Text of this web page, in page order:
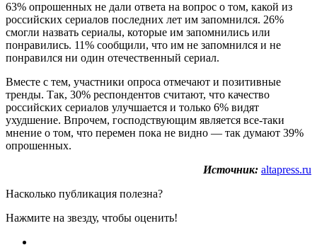
63% опрошенных не дали ответа на вопрос о том, какой из
российских сериалов последних лет им запомнился. 26%
смогли назвать сериалы, которые им запомнились или
понравились. 11% сообщили, что им не запомнился и не
понравился ни один отечественный сериал.
Вместе с тем, участники опроса отмечают и позитивные
тренды. Так, 30% респондентов считают, что качество
российских сериалов улучшается и только 6% видят
ухудшение. Впрочем, господствующим является все-таки
мнение о том, что перемен пока не видно — так думают 39%
опрошенных.
Источник: altapress.ru
Насколько публикация полезна?
Нажмите на звезду, чтобы оценить!